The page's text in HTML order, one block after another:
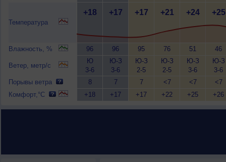
Температура
Влажность, %
Ветер, метр/с
Порывы ветра
Комфорт,°C
+18
96
Ю
3-6
8
+18
+17
96
Ю-З
3-6
7
+17
+17
95
Ю-З
2-5
7
+17
+21
76
Ю-З
2-5
<7
+22
+24
51
Ю-З
3-6
<7
+25
+25
46
Ю-З
3-6
<7
+26